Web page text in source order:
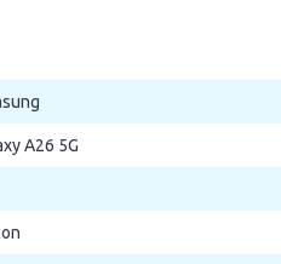
A26 5G